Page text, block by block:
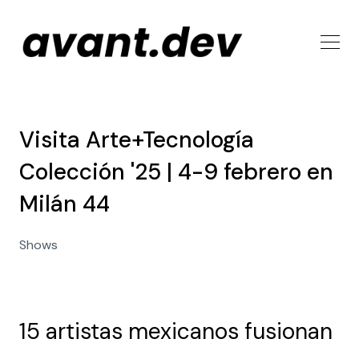
Visita Arte+Tecnología
Colección '25 | 4-9 febrero en
Milán 44
Shows
15 artistas mexicanos fusionan